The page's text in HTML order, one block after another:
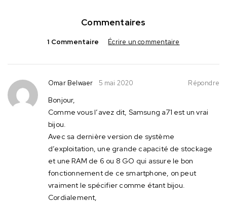
Commentaires
1 Commentaire Écrire un commentaire
Omar Belwaer 5 mai 2020
Bonjour,
Comme vous l’avez dit, Samsung a71 est un vrai
bijou.
Avec sa dernière version de système
d’exploitation, une grande capacité de stockage
et une RAM de 6 ou 8 GO qui assure le bon
fonctionnement de ce smartphone, on peut
vraiment le spécifier comme étant bijou.
Cordialement,
Répondre